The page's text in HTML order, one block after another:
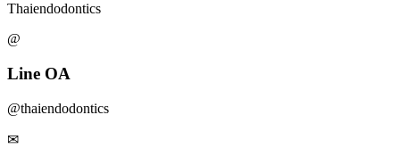
Thaiendodontics
@
Line OA
@thaiendodontics
✉